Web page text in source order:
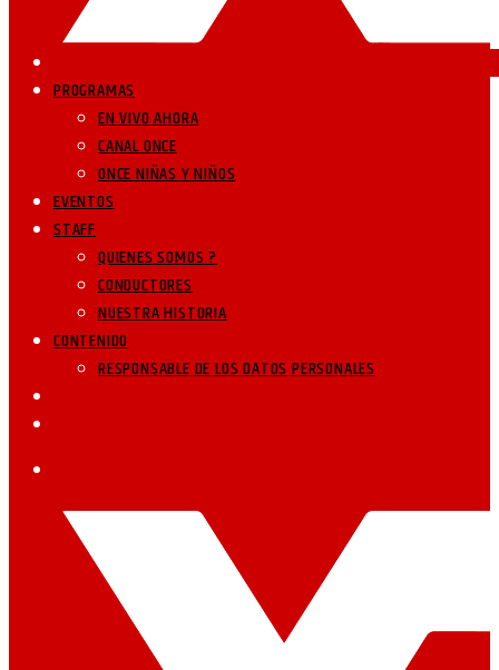
PROGRAMAS
EN VIVO AHORA
CANAL ONCE
ONCE NIÑAS Y NIÑOS
EVENTOS
STAFF
QUIENES SOMOS ?
CONDUCTORES
NUESTRA HISTORIA
CONTENIDO
RESPONSABLE DE LOS DATOS PERSONALES